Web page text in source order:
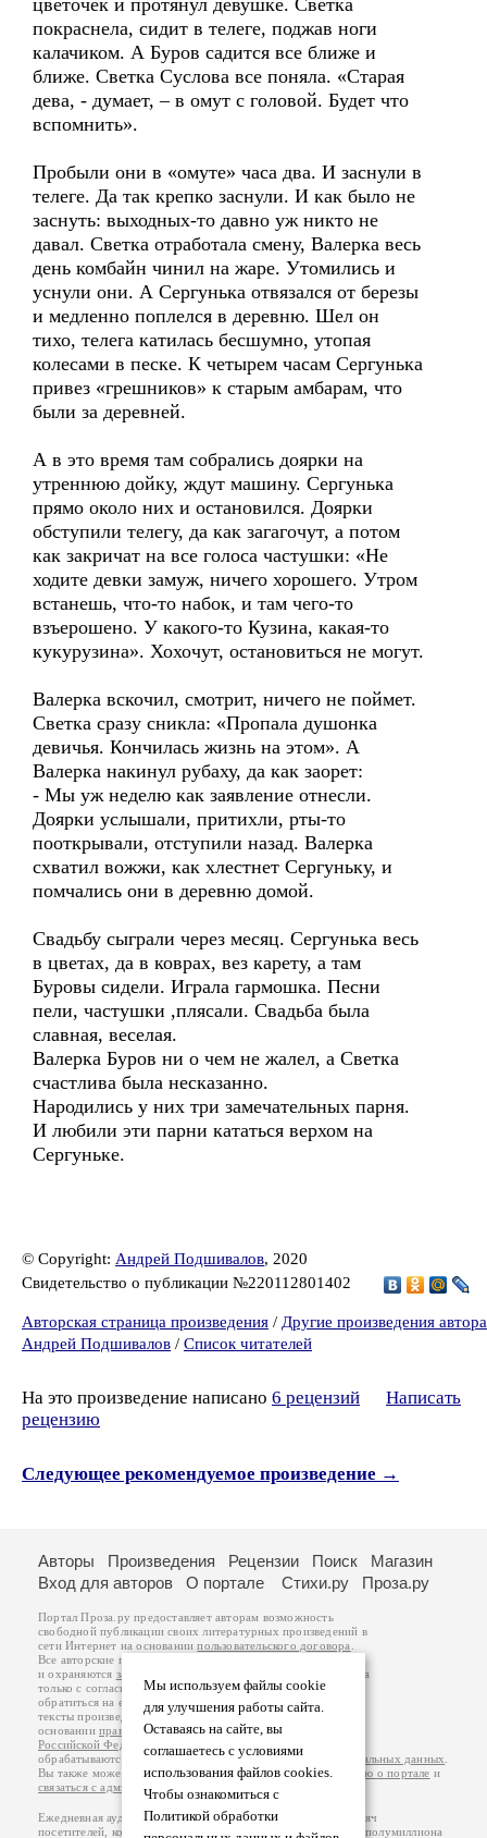
цветочек и протянул девушке. Светка
покраснела, сидит в телеге, поджав ноги
калачиком. А Буров садится все ближе и
ближе. Светка Суслова все поняла. «Старая
дева, - думает, – в омут с головой. Будет что
вспомнить».
Пробыли они в «омуте» часа два. И заснули в
телеге. Да так крепко заснули. И как было не
заснуть: выходных-то давно уж никто не
давал. Светка отработала смену, Валерка весь
день комбайн чинил на жаре. Утомились и
уснули они. А Сергунька отвязался от березы
и медленно поплелся в деревню. Шел он
тихо, телега катилась бесшумно, утопая
колесами в песке. К четырем часам Сергунька
привез «грешников» к старым амбарам, что
были за деревней.
А в это время там собрались доярки на
утреннюю дойку, ждут машину. Сергунька
прямо около них и остановился. Доярки
обступили телегу, да как загагочут, а потом
как закричат на все голоса частушки: «Не
ходите девки замуж, ничего хорошего. Утром
встанешь, что-то набок, и там чего-то
взъерошено. У какого-то Кузина, какая-то
кукурузина». Хохочут, остановиться не могут.
Валерка вскочил, смотрит, ничего не поймет.
Светка сразу сникла: «Пропала душонка
девичья. Кончилась жизнь на этом». А
Валерка накинул рубаху, да как заорет:
- Мы уж неделю как заявление отнесли.
Доярки услышали, притихли, рты-то
пооткрывали, отступили назад. Валерка
схватил вожжи, как хлестнет Сергуньку, и
помчались они в деревню домой.
Свадьбу сыграли через месяц. Сергунька весь
в цветах, да в коврах, вез карету, а там
Буровы сидели. Играла гармошка. Песни
пели, частушки ,плясали. Свадьба была
славная, веселая.
Валерка Буров ни о чем не жалел, а Светка
счастлива была несказанно.
Народились у них три замечательных парня.
И любили эти парни кататься верхом на
Сергуньке.
© Copyright: Андрей Подшивалов, 2020
Свидетельство о публикации №220112801402
Авторская страница произведения / Другие произведения автора
Андрей Подшивалов / Список читателей
На это произведение написано 6 рецензий
Написать
рецензию
Следующее рекомендуемое произведение →
Мы используем файлы cookie
для улучшения работы сайта.
Оставаясь на сайте, вы
соглашаетесь с условиями
использования файлов cookies.
Чтобы ознакомиться с
Политикой обработки
Авторы Произведения Рецензии Поиск
Магазин
Вход для авторов
О портале Стихи.ру Проза.ру
Портал Проза.ру предоставляет авторам возможность
свободной публикации своих литературных произведений в
сети Интернет на основаниипользовательского договора
Все авторские права на произведения принадлежат авторам
и охраняются законом
. Перепечатка произведений возможна
только с согласия его автора, к которому вы можете
обратиться на его авторской странице. Ответственность за
тексты произведений авторы несут самостоятельно на
основанииправил публикацииизаконодательства
Российской Федерации
обрабатываются на основанииПолитики обработки персональных данных
Вы также можете посмотреть более подробнуюинформацию о портале и
связаться с администрацией
Ежедневная аудитория портала Проза.ру – порядка 100 тысяч
посетителей, которые в общей сумме просматривают более полумиллиона